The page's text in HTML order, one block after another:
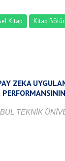
Kitap Kitap
ZEKA
TEKNİK